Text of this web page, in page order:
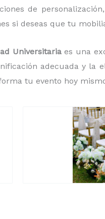
de
si deseas que tu
Universitaria es una
adecuada y
tu evento hoy